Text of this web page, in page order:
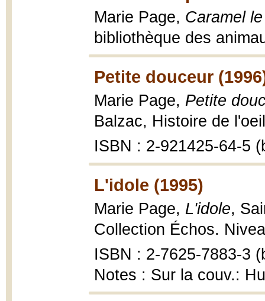
Marie Page, Caramel
bibliothèque des
Petite douceur
Marie Page, Petite
Balzac, Histoire de
ISBN : 2-921425-64-5
L'idole (1995)
Marie Page, L'idole,
Collection Échos.
ISBN : 2-7625-7883-3
Notes : Sur la couv.: